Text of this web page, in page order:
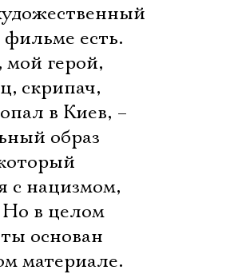
есть.
герой,
скрипач,
в Киев, –
образ
с нацизмом,
в целом
основан
материале.